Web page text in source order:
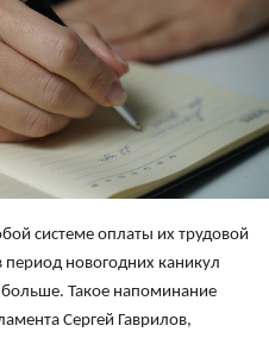
системе оплаты их трудовой
период новогодних каникул
больше. Такое напоминание
Сергей Гаврилов,